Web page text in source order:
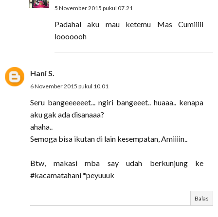
5 November 2015 pukul 07.21
Padahal aku mau ketemu Mas Cumiiiii
looooooh
Hani S.
6 November 2015 pukul 10.01
Seru bangeeeeeet... ngiri bangeeet.. huaaa.. kenapa
aku gak ada disanaaa?
ahaha..
Semoga bisa ikutan di lain kesempatan, Amiiiin..
Btw, makasi mba say udah berkunjung ke
#kacamatahani *peyuuuk
Balas